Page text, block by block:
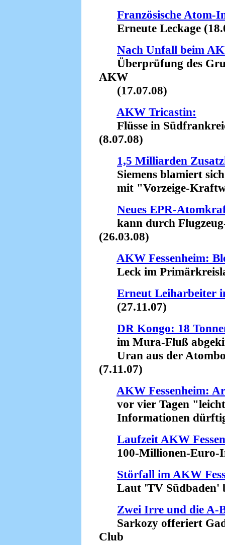
Französische Atom-
Erneute Leckage
Nach Unfall beim
Überprüfung des
AKW
(17.07.08)
AKW Tricastin:
Flüsse in
(8.07.08)
1,5 Milliarden
Siemens blamiert sich
mit "Vorzeige-
Neues EPR-
kann durch
(26.03.08)
AKW Fessenheim:
Leck im
Erneut Leiharbeiter
(27.11.07)
DR Kongo: 18
im Mura-Fluß
Uran aus der
(7.11.07)
AKW Fessenheim:
vor vier Tagen
Informationen dürftig
Laufzeit AKW
100-Millionen-Euro-
Störfall im AKW
Laut 'TV Südbaden'
Zwei Irre und die A-
Sarkozy offeriert
Club